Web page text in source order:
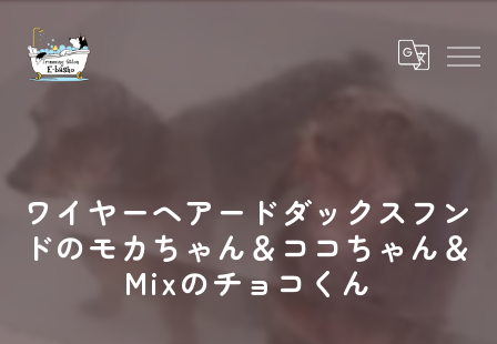
ワイヤーヘアードダックスフン
ドのモカちゃん＆ココちゃん＆
Mixのチョコくん